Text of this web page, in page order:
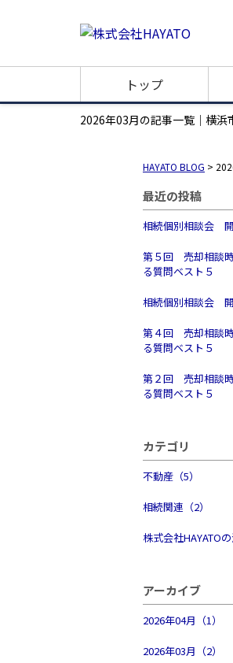
トップ
2026年03月の記事一覧｜横浜
HAYATO BLOG >
最近の投稿
相続個別相談会
第５回 売却相談
る質問ベスト５
相続個別相談会
第４回 売却相談
る質問ベスト５
第２回 売却相談
る質問ベスト５
カテゴリ
不動産（5）
相続関連（2）
株式会社HAYATOの
アーカイブ
2026年04月（1）
2026年03月（2）